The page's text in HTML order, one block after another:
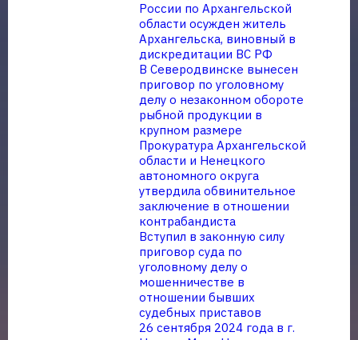
России по Архангельской
области осужден житель
Архангельска, виновный в
дискредитации ВС РФ
В Северодвинске вынесен
приговор по уголовному
делу о незаконном обороте
рыбной продукции в
крупном размере
Прокуратура Архангельской
области и Ненецкого
автономного округа
утвердила обвинительное
заключение в отношении
контрабандиста
Вступил в законную силу
приговор суда по
уголовному делу о
мошенничестве в
отношении бывших
судебных приставов
26 сентября 2024 года в г.